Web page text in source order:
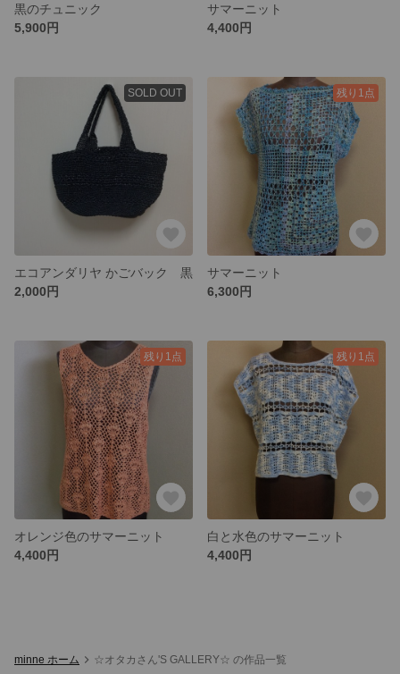
黒のチュニック
5,900円
サマーニット
4,400円
SOLD OUT
エコアンダリヤ かごバック 黒
2,000円
残り1点
サマーニット
6,300円
残り1点
オレンジ色のサマーニット
4,400円
残り1点
白と水色のサマーニット
4,400円
minne ホーム ☆オタカさん'S GALLERY☆ の作品一覧